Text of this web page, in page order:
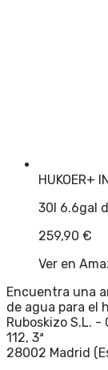
HUKOER+
30l 6.6gal
259,90 €
Ver en
Encuentra una
de agua para el
Ruboskizo S.L. -
112, 3ª
28002 Madrid